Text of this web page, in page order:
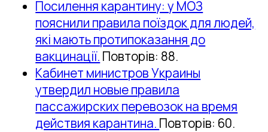
Посилення карантину: у МОЗ
пояснили правила поїздок для людей,
які мають протипоказання до
вакцинації. Повторів: 88.
Кабинет министров Украины
утвердил новые правила
пассажирских перевозок на время
действия карантина. Повторів: 60.